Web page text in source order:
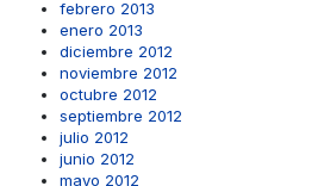
febrero 2013
enero 2013
diciembre 2012
noviembre 2012
octubre 2012
septiembre 2012
julio 2012
junio 2012
mayo 2012